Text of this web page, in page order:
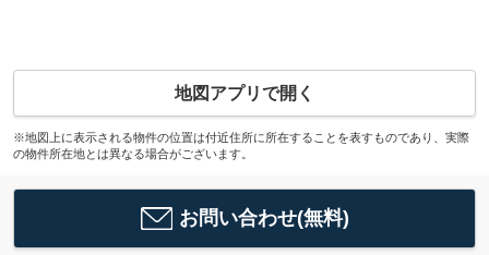
地図アプリで開く
※地図上に表示される物件の位置は付近住所に所在することを表すものであり、実際
の物件所在地とは異なる場合がございます。
お問い合わせ(無料)